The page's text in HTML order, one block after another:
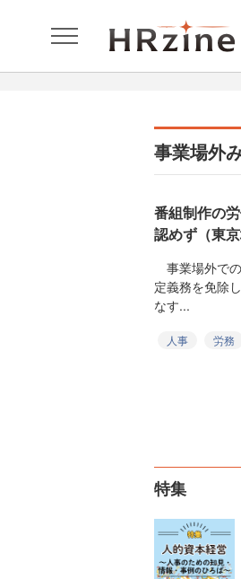
事業場外
番組制作の
認めず（東
事業場外で
定義務を免除
なす...
人事 労務
特集